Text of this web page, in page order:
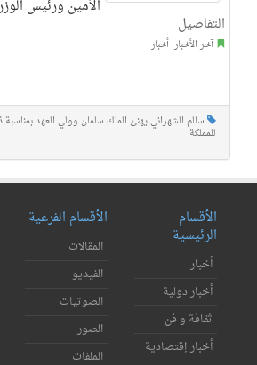
الأمين ورئيس
التفاصيل
آخر الأخبار, أخبار
للمملكة
الأقسام
الرئيسية
أخبار
أخبار دولية
ثقافة و فن
أخبار إقتصادية
الأقسام الفرعية
المقالات
الفيديو
الصوتيات
الصور
الملفات